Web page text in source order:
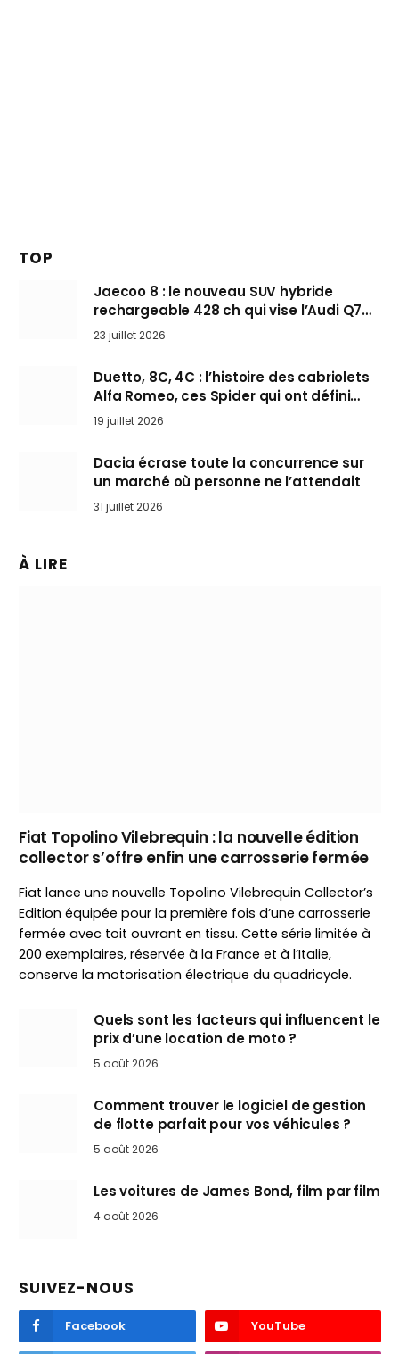
TOP
Jaecoo 8 : le nouveau SUV hybride
rechargeable 428 ch qui vise l’Audi Q7
arrive en Europe cet automne
23 juillet 2026
Duetto, 8C, 4C : l’histoire des cabriolets
Alfa Romeo, ces Spider qui ont défini
l’art de rouler cheveux au vent
19 juillet 2026
Dacia écrase toute la concurrence sur
un marché où personne ne l’attendait
31 juillet 2026
À LIRE
Fiat Topolino Vilebrequin : la nouvelle édition
collector s’offre enfin une carrosserie fermée
Fiat lance une nouvelle Topolino Vilebrequin Collector’s
Edition équipée pour la première fois d’une carrosserie
fermée avec toit ouvrant en tissu. Cette série limitée à
200 exemplaires, réservée à la France et à l’Italie,
conserve la motorisation électrique du quadricycle.
Quels sont les facteurs qui influencent le
prix d’une location de moto ?
5 août 2026
Comment trouver le logiciel de gestion
de flotte parfait pour vos véhicules ?
5 août 2026
Les voitures de James Bond, film par film
4 août 2026
SUIVEZ-NOUS
Facebook YouTube